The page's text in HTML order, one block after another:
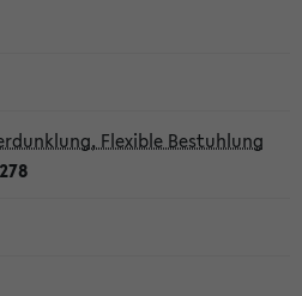
Flexible Bestuhlung